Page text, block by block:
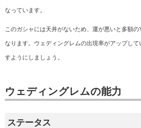
なっています。
このガシャには天井がないため、運が悪いと多額
なります。ウェディングレムの出現率がアップし
すようにしましょう。
ウェディングレムの能力
ステータス